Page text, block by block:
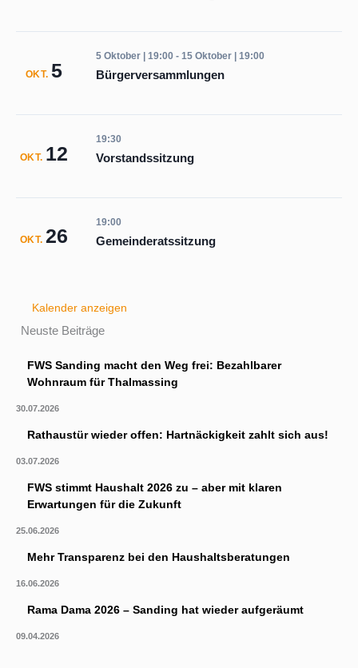
OKT.5
5 Oktober | 19:00 - 15 Oktober | 19:00
Bürgerversammlungen
OKT. 12
19:30
Vorstandssitzung
OKT.26
19:00
Gemeinderatssitzung
Kalender anzeigen
Neuste Beiträge
FWS Sanding macht den Weg frei: Bezahlbarer
Wohnraum für Thalmassing
30.07.2026
Rathaustür wieder offen: Hartnäckigkeit zahlt sich aus!
03.07.2026
FWS stimmt Haushalt 2026 zu – aber mit klaren
Erwartungen für die Zukunft
25.06.2026
Mehr Transparenz bei den Haushaltsberatungen
16.06.2026
Rama Dama 2026 – Sanding hat wieder aufgeräumt
09.04.2026